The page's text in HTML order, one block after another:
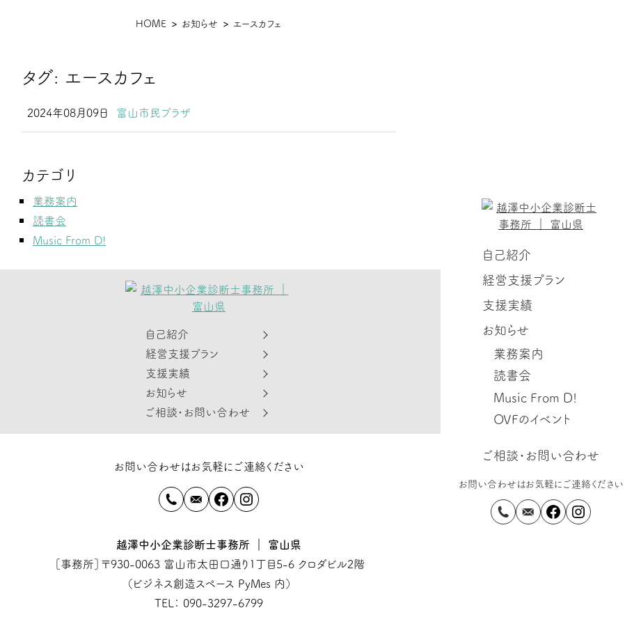
自己紹介
経営支援プラン
支援実績
お知らせ
業務案内
読書会
Music From D!
OVFのイベント
ご相談・お問い合わせ
お問い合わせはお気軽にご連絡ください
位
置
HOME お知らせ エースカフェ
タグ: エースカフェ
2024年08月09日 富山市民プラザ
カテゴリ
業務案内
読書会
Music From D!
自己紹介
経営支援プラン
支援実績
お知らせ
ご相談・お問い合わせ
お問い合わせはお気軽にご連絡ください
越澤中小企業診断士事務所 ｜ 富山県
［事務所］〒930-0063 富山市太田口通り1丁目5-6 クロダビル2階
（ビジネス創造スペース PyMes 内）
TEL： 090-3297-6799